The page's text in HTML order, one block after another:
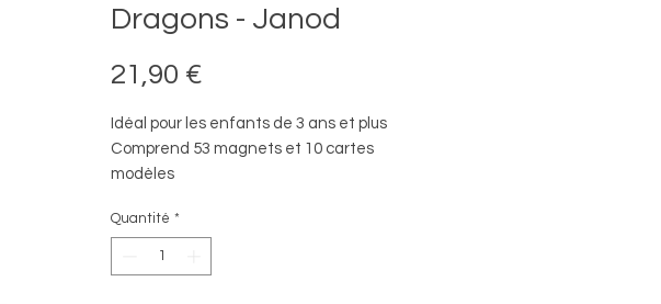
Dragons - Janod
21,90 €
Idéal pour les enfants de 3 ans et plus
Comprend 53 magnets et 10 cartes
modèles
transporter
Quantité *